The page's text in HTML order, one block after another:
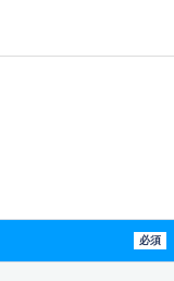
必須